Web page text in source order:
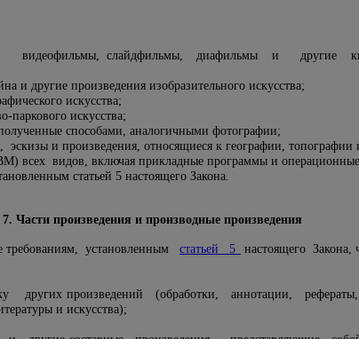
видеофильмы, слайдфильмы, диафильмы и другие
другие произведения изобразительного искусства;
искусства;
паркового искусства;
способами, аналогичными фотографии;
и произведения, относящиеся к географии, топографии
всех видов, включая прикладные программы и
статьей 5 настоящего Закона.
Части произведения и производные произведения
требованиям, установленным статьей 5
настоящего Закона,
других произведений (обработки, аннотации,
и искусства);